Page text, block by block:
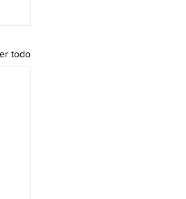
todo